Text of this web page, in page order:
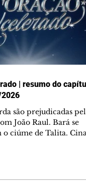
| resumo do
são prejudicadas
João Raul. Bará se
o ciúme de Talita.